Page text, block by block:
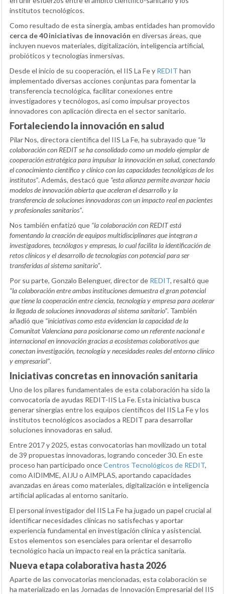
institutos tecnológicos.
Como resultado de esta sinergia, ambas entidades han promovido
cerca de 40 iniciativas de innovación en diversas áreas, que
incluyen nuevos materiales, digitalización, inteligencia artificial,
probióticos y tecnologías inmersivas.
Desde el inicio de su cooperación, el IIS La Fe y REDIT han
implementado diversas acciones conjuntas para fomentar la
transferencia tecnológica, facilitar conexiones entre
investigadores y tecnólogos, así como impulsar proyectos
innovadores con aplicación directa en el sector sanitario.
Fortaleciendo la innovación en salud
Pilar Nos, directora científica del IIS La Fe, ha subrayado que “la
colaboración con REDIT se ha consolidado como un modelo ejemplar de
cooperación estratégica para impulsar la innovación en salud, conectando
el conocimiento científico y clínico con las capacidades tecnológicas de los
institutos”. Además, destacó que “esta alianza permite avanzar hacia
modelos de innovación abierta que aceleran el desarrollo y la
transferencia de soluciones innovadoras con un impacto real en pacientes
y profesionales sanitarios”.
Nos también enfatizó que “la colaboración con REDIT está
fomentando la creación de equipos multidisciplinares que integran a
investigadores, tecnólogos y empresas, lo cual facilita la identificación de
retos clínicos y el desarrollo de tecnologías con potencial para ser
transferidas al sistema sanitario”.
Por su parte, Gonzalo Belenguer, director de REDIT, resaltó que
“la colaboración entre ambas instituciones demuestra el gran potencial
que tiene la cooperación entre ciencia, tecnología y empresa para acelerar
la llegada de soluciones innovadoras al sistema sanitario”. También
añadió que “iniciativas como esta evidencian la capacidad de la
Comunitat Valenciana para posicionarse como un referente nacional e
internacional en innovación gracias a ecosistemas colaborativos que
conectan investigación, tecnología y necesidades reales del entorno clínico
y empresarial”.
Iniciativas concretas en innovación sanitaria
Uno de los pilares fundamentales de esta colaboración ha sido la
convocatoria de ayudas REDIT-IIS La Fe. Esta iniciativa busca
generar sinergias entre los equipos científicos del IIS La Fe y los
institutos tecnológicos asociados a REDIT para desarrollar
soluciones innovadoras en salud.
Entre 2017 y 2025, estas convocatorias han movilizado un total
de 39 propuestas innovadoras, logrando conceder 30. En este
proceso han participado onceCentros Tecnológicos de REDIT,
como AIDIMME, AIJU o AIMPLAS, aportando capacidades
avanzadas en áreas como materiales, digitalización e inteligencia
artificial aplicadas al entorno sanitario.
El personal investigador del IIS La Fe ha jugado un papel crucial al
identificar necesidades clínicas no satisfechas y aportar
experiencia fundamental en investigación clínica y asistencial.
Estos elementos son esenciales para orientar el desarrollo
tecnológico hacia un impacto real en la práctica sanitaria.
Nueva etapa colaborativa hasta 2026
Aparte de las convocatorias mencionadas, esta colaboración se
ha materializado en las Jornadas de Innovación Empresarial del IIS